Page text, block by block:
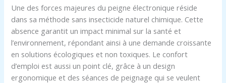
Une des forces majeures du peigne électronique réside
dans sa méthode sans insecticide naturel chimique. Cette
absence garantit un impact minimal sur la santé et
l’environnement, répondant ainsi à une demande croissante
en solutions écologiques et non toxiques. Le confort
d’emploi est aussi un point clé, grâce à un design
ergonomique et des séances de peignage qui se veulent